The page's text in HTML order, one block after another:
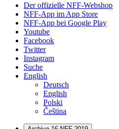
Der offizielle NFF-Webshop
NFF-App im App Store
NFF-App bei Google Play
Youtube
Facebook
Twitter
Instagram
Suche
English
Deutsch
English
Polski
Čeština